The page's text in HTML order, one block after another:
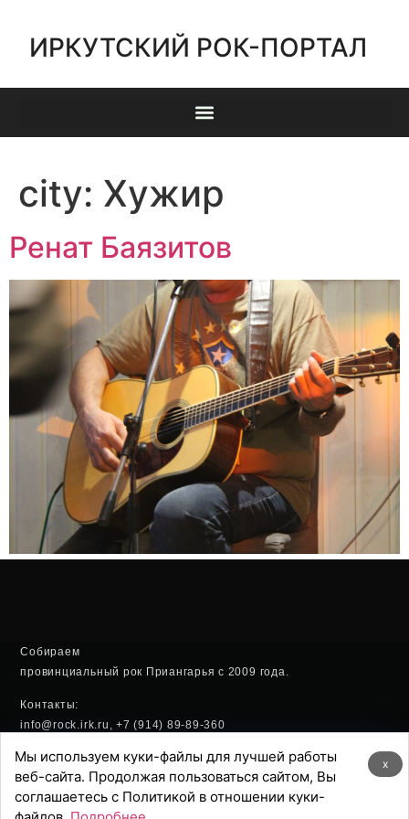
ИРКУТСКИЙ РОК-ПОРТАЛ
city: Хужир
Ренат Баязитов
Собираем
провинциальный рок Приангарья с 2009 года.
Контакты:
info@rock.irk.ru, +7 (914) 89-89-360
Политика конфиденциальности
Хостинг:
x
Мы используем куки-файлы для лучшей работы
веб-сайта. Продолжая пользоваться сайтом, Вы
соглашаетесь с Политикой в отношении куки-